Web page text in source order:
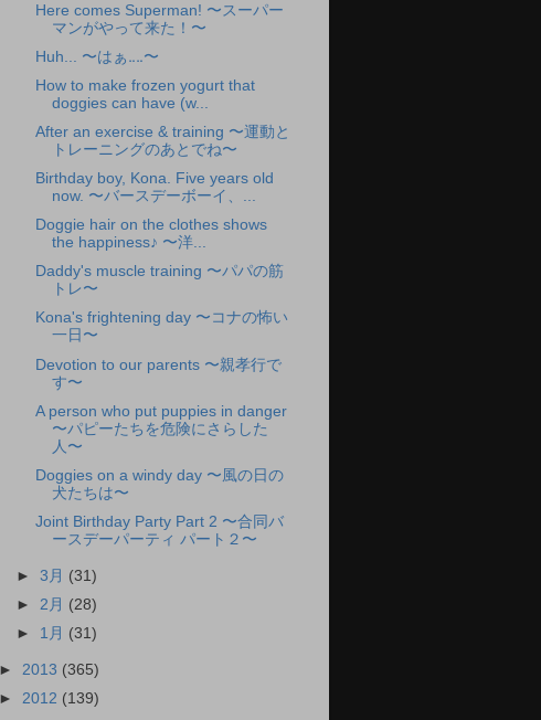
Here comes Superman! 〜スーパー
マンがやって来た！〜
Huh... 〜はぁ‥‥〜
How to make frozen yogurt that
doggies can have (w...
After an exercise & training 〜運動と
トレーニングのあとでね〜
Birthday boy, Kona. Five years old
now. 〜バースデーボーイ、...
Doggie hair on the clothes shows
the happiness♪ 〜洋...
Daddy's muscle training 〜パパの筋
トレ〜
Kona's frightening day 〜コナの怖い
一日〜
Devotion to our parents 〜親孝行で
す〜
A person who put puppies in danger
〜パピーたちを危険にさらした
人〜
Doggies on a windy day 〜風の日の
犬たちは〜
Joint Birthday Party Part 2 〜合同バ
ースデーパーティ パート２〜
►3月 (31)
► 2月 (28)
► 1月 (31)
► 2013 (365)
► 2012 (139)